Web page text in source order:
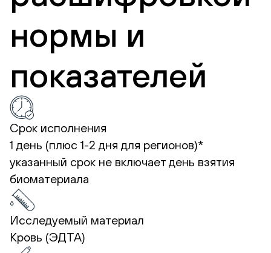
нормы и
показателей
Срок исполнения
1 день (плюс 1-2 дня для регионов)*
указанный срок не включает день взятия
биоматериала
Исследуемый материал
Кровь (ЭДТА)